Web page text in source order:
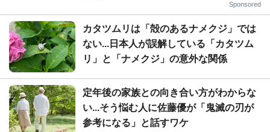
Sponsored
カタツムリは「殻のあるナメクジ」では
ない...日本人が誤解している「カタツム
リ」と「ナメクジ」の意外な関係
定年後の家族との向き合い方がわからな
い...そう悩む人に佐藤優が「鬼滅の刃が
参考になる」と話すワケ